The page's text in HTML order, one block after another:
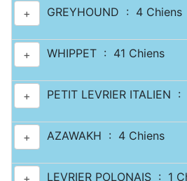
+ GREYHOUND : 4 Chiens
+ WHIPPET : 41 Chiens
+ PETIT LEVRIER ITALIEN
+ AZAWAKH : 4 Chiens
+ LEVRIER POLONAIS : 1